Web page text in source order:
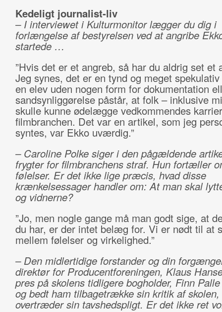
Kedeligt journalist-liv
– I interviewet i Kulturmonitor lægger du dig i
forlængelse af bestyrelsen ved at angribe
startede …
”Hvis det er et angreb, så har du aldrig set et
Jeg synes, det er en tynd og meget
en elev uden nogen form for dokumentation
sandsynliggørelse påstår, at folk – inklusive
skulle kunne ødelægge vedkommendes
filmbranchen. Det var en artikel, som jeg
syntes, var Ekko uværdig.”
– Caroline Polke siger i den pågældende
frygter for filmbranchens straf. Hun fortæller
følelser. Er det ikke lige præcis, hvad disse
krænkelsessager handler om: At man skal
og vidnerne?
”Jo, men nogle gange må man godt sige, at
du har, er der intet belæg for. Vi er nødt til at
mellem følelser og virkelighed.”
– Den midlertidige forstander og din
direktør for Producentforeningen, Klaus
pres på skolens tidligere bogholder, Finn
og bedt ham tilbagetrække sin kritik af
overtræder sin tavshedspligt. Er det ikke ret